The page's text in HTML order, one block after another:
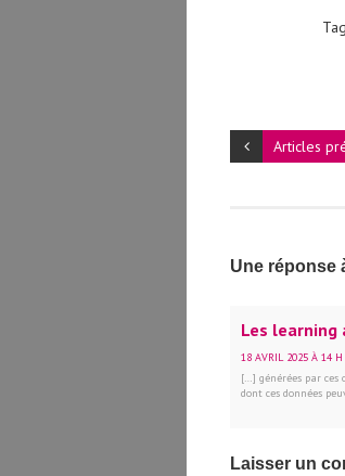
Articles
Une réponse
Les
18 AVRIL 2025 À 14
[…] générées par ces
dont ces données
Laisser un